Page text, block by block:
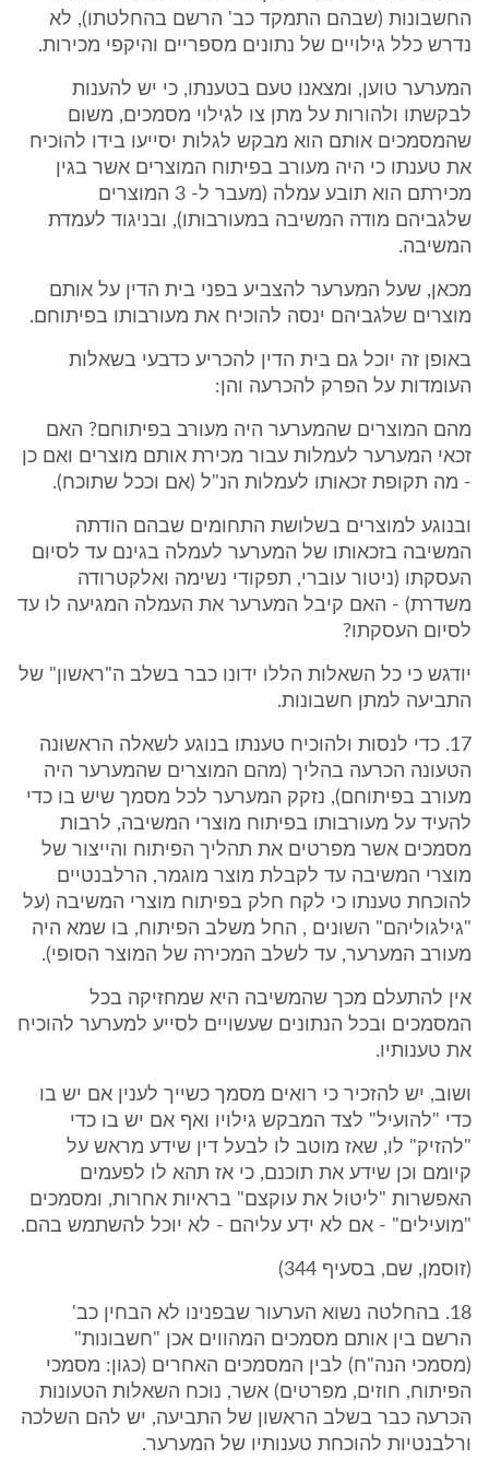
החשבונות (שבהם התמקד כב' הרשם בהחלטתו), לא
נדרש כלל גילויים של נתונים מספריים והיקפי מכירות.
המערער טוען, ומצאנו טעם בטענתו, כי יש להענות
לבקשתו ולהורות על מתן צו לגילוי מסמכים, משום
שהמסמכים אותם הוא מבקש לגלות יסייעו בידו להוכיח
את טענתו כי היה מעורב בפיתוח המוצרים אשר בגין
מכירתם הוא תובע עמלה (מעבר ל- 3 המוצרים
שלגביהם מודה המשיבה במעורבותו), ובניגוד לעמדת
המשיבה.
מכאן, שעל המערער להצביע בפני בית הדין על אותם
מוצרים שלגביהם ינסה להוכיח את מעורבותו בפיתוחם.
באופן זה יוכל גם בית הדין להכריע כדבעי בשאלות
העומדות על הפרק להכרעה והן:
מהם המוצרים שהמערער היה מעורב בפיתוחם? האם
זכאי המערער לעמלות עבור מכירת אותם מוצרים ואם כן
- מה תקופת זכאותו לעמלות הנ"ל (אם וככל שתוכח).
ובנוגע למוצרים בשלושת התחומים שבהם הודתה
המשיבה בזכאותו של המערער לעמלה בגינם עד לסיום
העסקתו (ניטור עוברי, תפקודי נשימה ואלקטרודה
משדרת) - האם קיבל המערער את העמלה המגיעה לו עד
לסיום העסקתו?
יודגש כי כל השאלות הללו ידונו כבר בשלב ה"ראשון" של
התביעה למתן חשבונות.
17. כדי לנסות ולהוכיח טענתו בנוגע לשאלה הראשונה
הטעונה הכרעה בהליך (מהם המוצרים שהמערער היה
מעורב בפיתוחם), נזקק המערער לכל מסמך שיש בו כדי
להעיד על מעורבותו בפיתוח מוצרי המשיבה, לרבות
מסמכים אשר מפרטים את תהליך הפיתוח והייצור של
מוצרי המשיבה עד לקבלת מוצר מוגמר, הרלבנטיים
להוכחת טענתו כי לקח חלק בפיתוח מוצרי המשיבה (על
"גילגוליהם" השונים , החל משלב הפיתוח, בו שמא היה
מעורב המערער, עד לשלב המכירה של המוצר הסופי).
אין להתעלם מכך שהמשיבה היא שמחזיקה בכל
המסמכים ובכל הנתונים שעשויים לסייע למערער להוכיח
את טענותיו.
ושוב, יש להזכיר כי רואים מסמך כשייך לענין אם יש בו
כדי "להועיל" לצד המבקש גילויו ואף אם יש בו כדי
"להזיק" לו, שאז מוטב לו לבעל דין שידע מראש על
קיומם וכן שידע את תוכנם, כי אז תהא לו לפעמים
האפשרות "ליטול את עוקצם" בראיות אחרות, ומסמכים
"מועילים" - אם לא ידע עליהם - לא יוכל להשתמש בהם.
(זוסמן, שם, בסעיף 344)
18. בהחלטה נשוא הערעור שבפנינו לא הבחין כב'
הרשם בין אותם מסמכים המהווים אכן "חשבונות"
(מסמכי הנה"ח) לבין המסמכים האחרים (כגון: מסמכי
הפיתוח, חוזים, מפרטים) אשר, נוכח השאלות הטעונות
הכרעה כבר בשלב הראשון של התביעה, יש להם השלכה
ורלבנטיות להוכחת טענותיו של המערער.